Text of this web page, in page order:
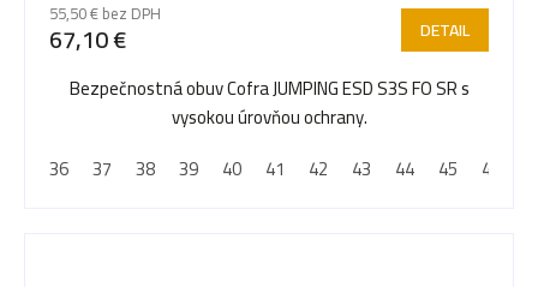
55,50 € bez DPH
67,10 € DETAIL
Bezpečnostná obuv Cofra JUMPING ESD S3S FO SR s
vysokou úrovňou ochrany.
36
37 38 39 40 41 42 43 44 45 46